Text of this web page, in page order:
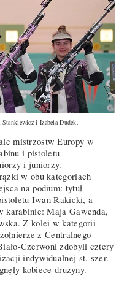
i Izabela Dudek.
mistrzostw Europy w
i pistoletu
i juniorzy.
w obu kategoriach
na podium: tytuł
Iwan Rakicki, a
karabinie: Maja Gawenda,
Z kolei w kategorii
z Centralnego
Czerwoni zdobyli cztery
indywidualnej st. szer.
kobiece drużyny.